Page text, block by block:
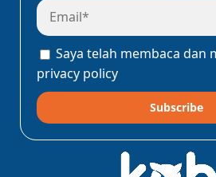
Saya telah membaca dan
privacy policy
Subscribe